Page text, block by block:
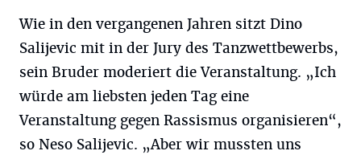
Wie in den vergangenen Jahren sitzt Dino
Salijevic mit in der Jury des Tanzwettbewerbs,
sein Bruder moderiert die Veranstaltung. „Ich
würde am liebsten jeden Tag eine
Veranstaltung gegen Rassismus organisieren“,
so Neso Salijevic. „Aber wir mussten uns